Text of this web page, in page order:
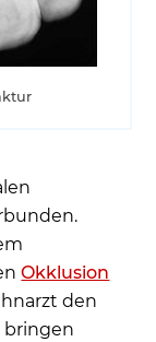
Okklusion
den
bringen